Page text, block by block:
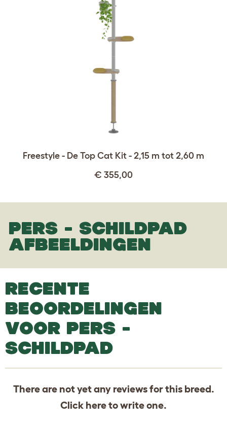
Freestyle - De Top Cat Kit - 2,15 m tot 2,60 m
€ 355,00
PERS - SCHILDPAD
AFBEELDINGEN
RECENTE
BEOORDELINGEN
VOOR PERS -
SCHILDPAD
There are not yet any reviews for this breed.
Click hereto write one.